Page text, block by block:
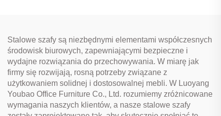
Stalowe szafy są niezbędnymi elementami współczesnych
środowisk biurowych, zapewniającymi bezpieczne i
wydajne rozwiązania do przechowywania. W miarę jak
firmy się rozwijają, rosną potrzeby związane z
użytkowaniem solidnej i dostosowalnej mebli. W Luoyang
Youbao Office Furniture Co., Ltd. rozumiemy zróżnicowane
wymagania naszych klientów, a nasze stalowe szafy